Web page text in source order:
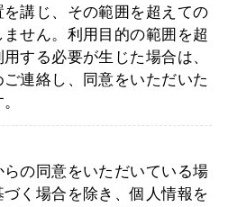
講じ、その範囲を超えての
せん。利用目的の範囲を超
する必要が生じた場合は、
連絡し、同意をいただいた
の同意をいただいている場
く場合を除き、個人情報を